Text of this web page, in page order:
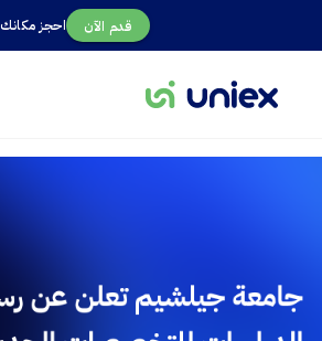
احجز مكانك قدم الآن